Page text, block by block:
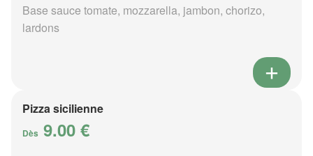
Base sauce tomate, mozzarella, jambon, chorizo,
lardons
Pizza sicilienne
Dès 9.00 €